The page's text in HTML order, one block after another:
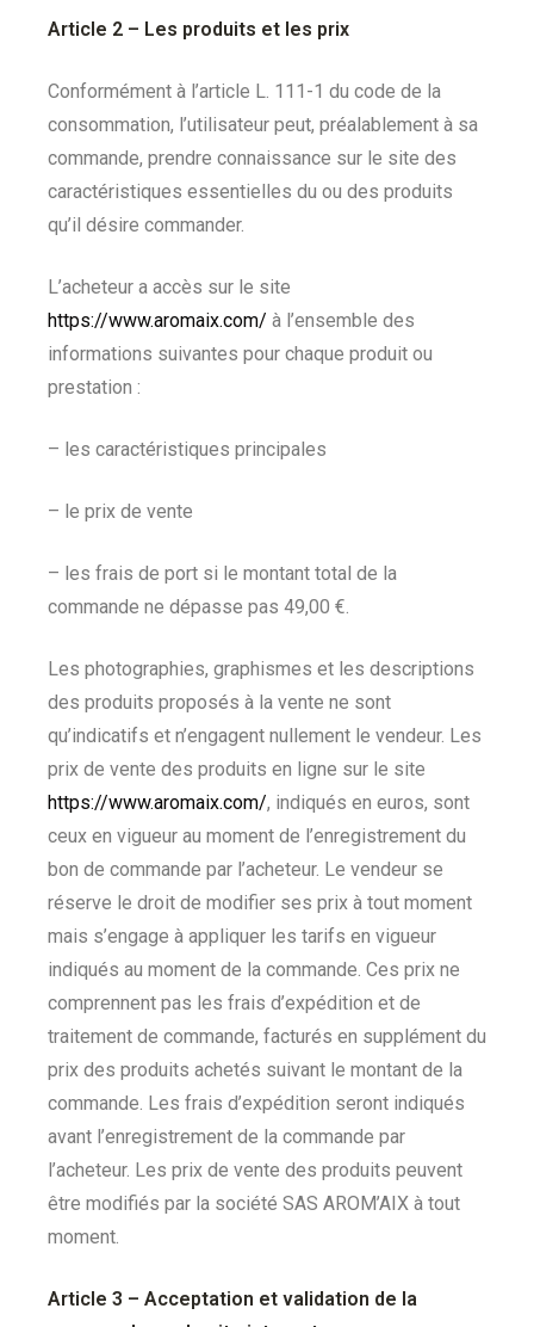
Article 2 – Les produits et les prix
Conformément à l’article L. 111-1 du code de la
consommation, l’utilisateur peut, préalablement à sa
commande, prendre connaissance sur le site des
caractéristiques essentielles du ou des produits
qu’il désire commander.
L’acheteur a accès sur le site
https://www.aromaix.com/ à l’ensemble des
informations suivantes pour chaque produit ou
prestation :
– les caractéristiques principales
– le prix de vente
– les frais de port si le montant total de la
commande ne dépasse pas 49,00 €.
Les photographies, graphismes et les descriptions
des produits proposés à la vente ne sont
qu’indicatifs et n’engagent nullement le vendeur. Les
prix de vente des produits en ligne sur le site
https://www.aromaix.com/, indiqués en euros, sont
ceux en vigueur au moment de l’enregistrement du
bon de commande par l’acheteur. Le vendeur se
réserve le droit de modifier ses prix à tout moment
mais s’engage à appliquer les tarifs en vigueur
indiqués au moment de la commande. Ces prix ne
comprennent pas les frais d’expédition et de
traitement de commande, facturés en supplément du
prix des produits achetés suivant le montant de la
commande. Les frais d’expédition seront indiqués
avant l’enregistrement de la commande par
l’acheteur. Les prix de vente des produits peuvent
être modifiés par la société SAS AROM’AIX à tout
moment.
Article 3 – Acceptation et validation de la